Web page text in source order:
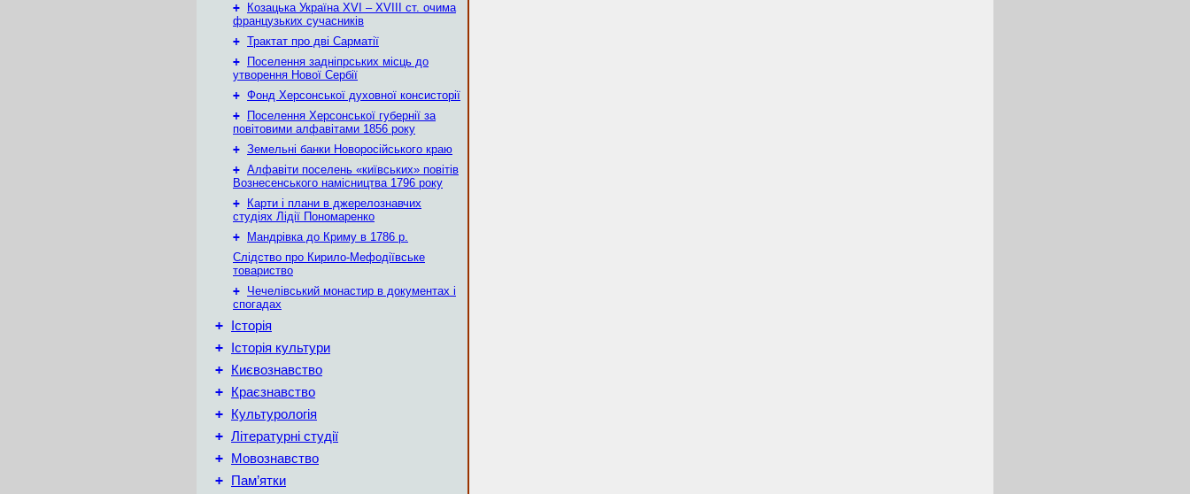
+
Козацька Україна ХVІ – ХVІІІ ст. очима
французьких сучасників
+ Трактат про дві Сарматії
+
Поселення задніпрських місць до
утворення Нової Сербії
+ Фонд Херсонської духовної консисторії
+
Поселення Херсонської губернії за
повітовими алфавітами 1856 року
+ Земельні банки Новоросійського краю
+ Алфавіти поселень «київських» повітів
Вознесенського намісництва 1796 року
+
Карти і плани в джерелознавчих
студіях Лідії Пономаренко
+
Мандрівка до Криму в 1786 р.
Слідство про Кирило-Мефодіївське
товариство
+ Чечелівський монастир в документах і
спогадах
+ Історія
+ Історія культури
+ Києвознавство
+ Краєзнавство
+ Культурологія
+ Літературні студії
+ Мовознавство
+ Пам’ятки